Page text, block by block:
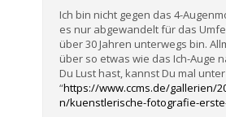
Ich bin nicht gegen das 4-
es nur abgewandelt für das
über 30 Jahren unterwegs bin.
über so etwas wie das Ich-Auge
Du Lust hast, kannst Du mal unter
“https://www.ccms.de/gallerien/
n/kuenstlerische-fotografie-